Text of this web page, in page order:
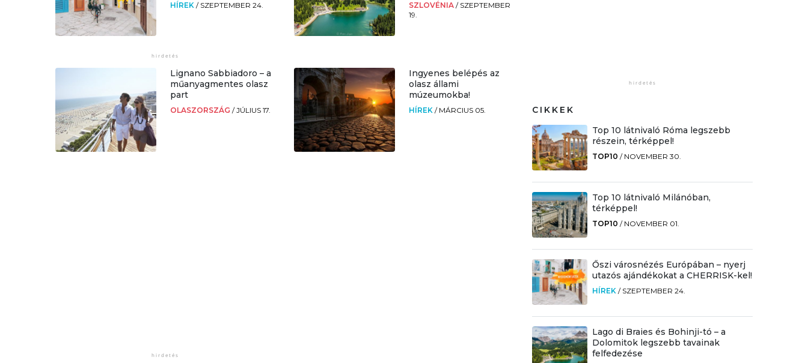
HÍREK/ SZEPTEMBER 24. SZLOVÉNIA / SZEPTEMBER
19.
Lignano Sabbiadoro – a
műanyagmentes olasz
part
OLASZORSZÁG/JÚLIUS 17.
Ingyenes belépés az
olasz állami
múzeumokba!
HÍREK / MÁRCIUS 05.
CIKKEK
Top 10 látnivaló Róma legszebb
részein, térképpel!
TOP10 / NOVEMBER 30.
Top 10 látnivaló Milánóban,
térképpel!
TOP10 / NOVEMBER 01.
Őszi városnézés Európában – nyerj
utazós ajándékokat a CHERRISK-kel!
HÍREK / SZEPTEMBER 24.
Lago di Braies és Bohinji-tó – a
Dolomitok legszebb tavainak
felfedezése